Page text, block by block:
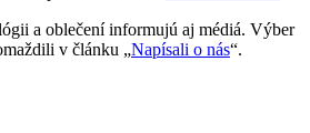
a oblečení informujú aj médiá. Výber
v článku „Napísali o nás“.